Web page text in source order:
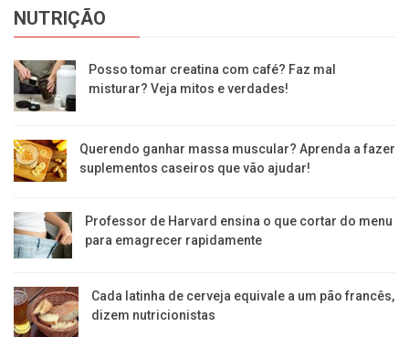
NUTRIÇÃO
Posso tomar creatina com café? Faz mal
misturar? Veja mitos e verdades!
Querendo ganhar massa muscular? Aprenda a fazer
suplementos caseiros que vão ajudar!
Professor de Harvard ensina o que cortar do menu
para emagrecer rapidamente
Cada latinha de cerveja equivale a um pão francês,
dizem nutricionistas